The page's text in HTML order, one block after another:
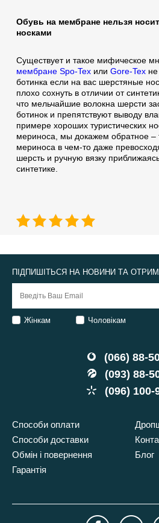
Обувь на мембране нельзя
носками
Существует и такое мифическое
мембране Spo-Texили Gore-Texне
ботинка если на вас шерстяные
плохо сохнуть в отличии от
что мельчайшие волокна шерсти
ботинок и препятствуют выводу
примере хороших туристических
мериноса, мы докажем обратное –
мериноса в чем-то даже
шерсть и ручную вязку
синтетике.
(066) 88-
(093) 88-
(096) 100-
Способи оплати
Способи доставки
Обмін і повернення
Гарантія
Блог
ПІДПИШІТЬСЯ НА НОВИНИ ТА
Жінкам Чоловікам